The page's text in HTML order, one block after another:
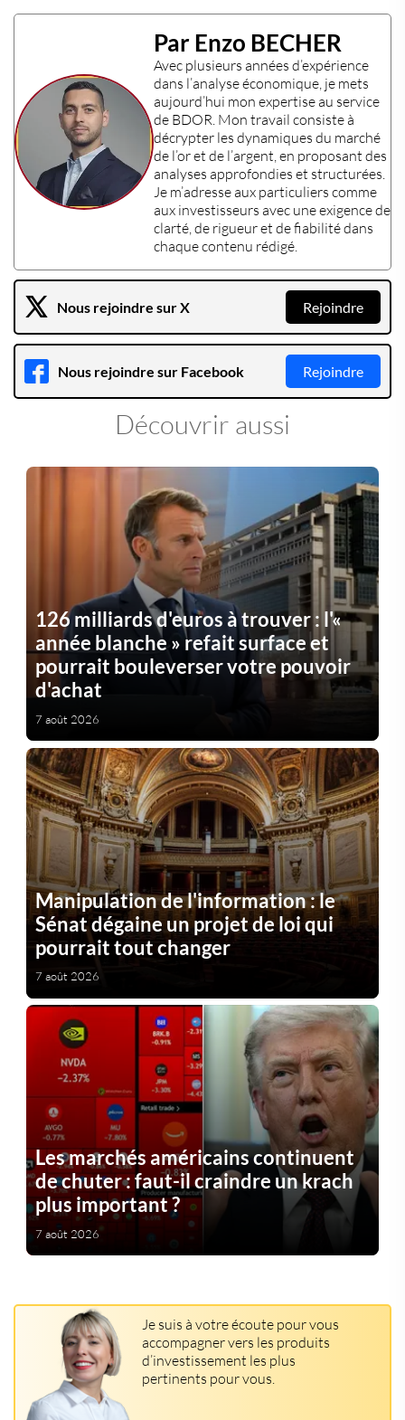
Par Enzo BECHER
Avec plusieurs années d’expérience
dans l’analyse économique, je mets
aujourd’hui mon expertiseau service
de BDOR. Mon travail consiste à
décrypter les dynamiques du marché
de l’or et de l’argent, en proposant des
analyses approfondies et structurées.
Je m’adresse aux particuliers comme
aux investisseurs avec une exigence de
clarté, de rigueur et de fiabilité dans
chaque contenu rédigé.
Nous rejoindre sur X Rejoindre
Nous rejoindre sur Facebook Rejoindre
Découvrir aussi
126 milliards d'euros à trouver : l'«
année blanche » refait surface et
pourrait bouleverser votre pouvoir
d'achat
7 août 2026
Manipulation de l'information : le
Sénat dégaine un projet de loi qui
pourrait tout changer
7 août 2026
Les marchés américains continuent
de chuter : faut-il craindre un krach
plus important ?
7 août 2026
Je suis à votre écoute pour vous
accompagner vers les produits
d’investissement les plus
pertinents pour vous.